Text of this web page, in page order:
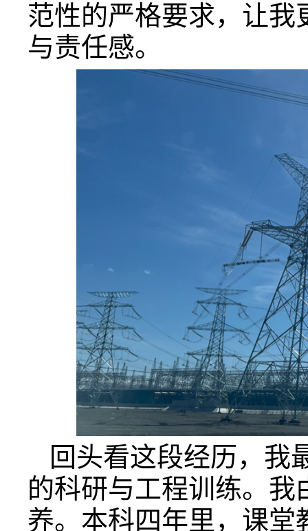
范性的严格要求，让
与责任感。
回头看这段经历，我
的科研与工程训练。
养。本科四年里，课堂